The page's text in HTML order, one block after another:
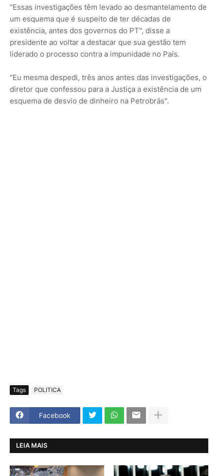
"Essas investigações têm levado ao desmantelamento de
um esquema que é suspeito de ter décadas de
existência, antes dos governos do PT", disse a
presidente ao voltar a destacar que sua gestão tem
liderado o processo contra a impunidade no País.
"Eu mesma despedi, três anos antes das investigações, o
diretor que confessou para a Justiça a existência de um
esquema de desvio de dinheiro na Petrobrás".
Tags POLITICA
Facebook
LEIA MAIS